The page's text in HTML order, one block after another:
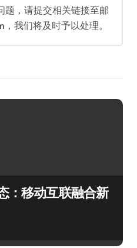
题，请提交相关链接至邮
我们将及时予以处理。
：移动互联融合新